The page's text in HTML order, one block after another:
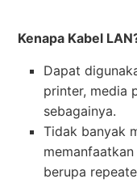
Kenapa Kabel
Dapat
printer, media
sebagainya.
Tidak banyak
berupa